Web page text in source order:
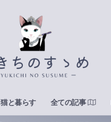
猫と暮らす 全ての記事